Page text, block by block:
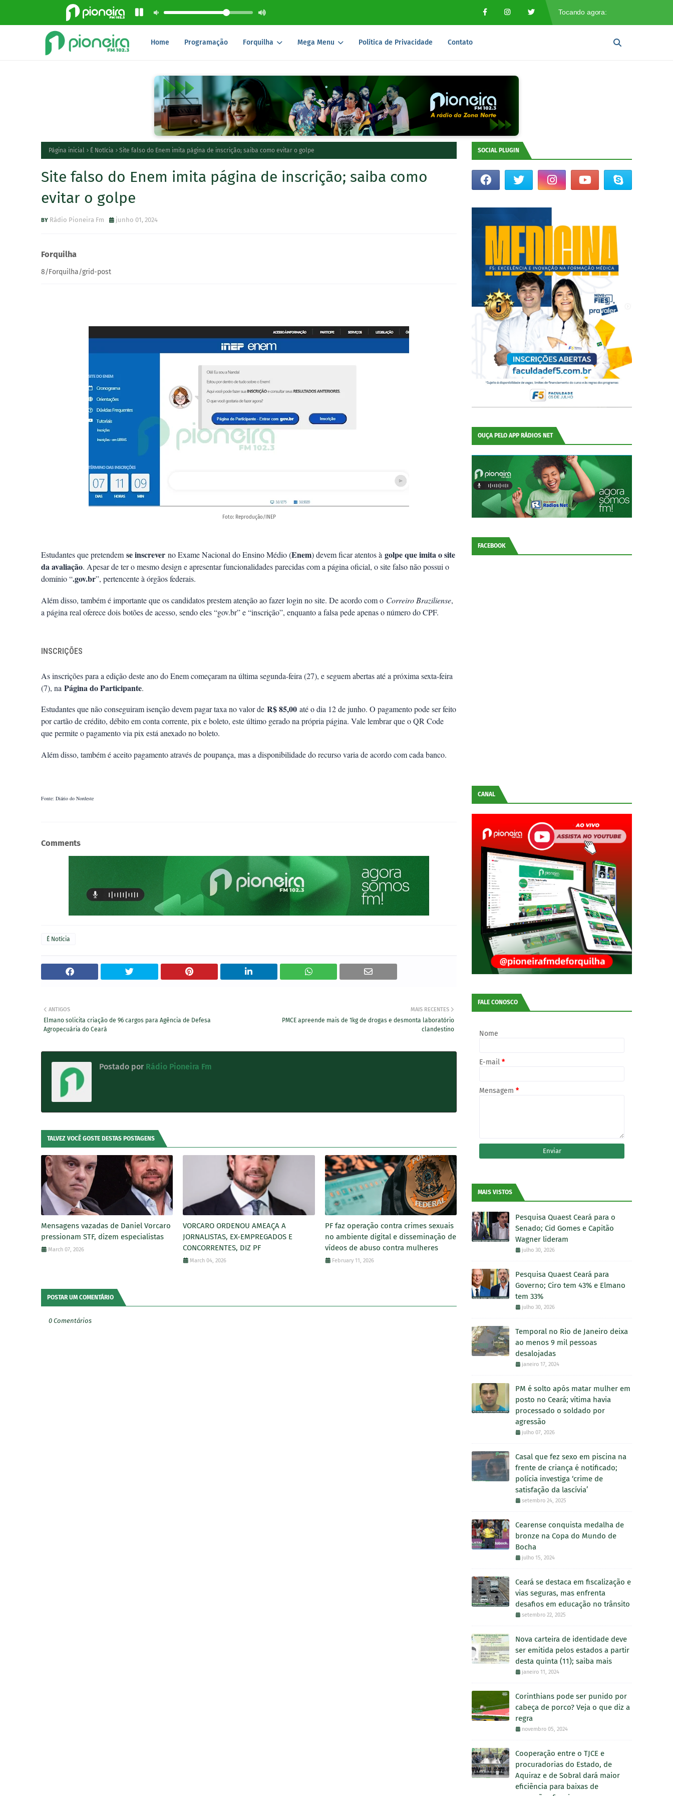
Home Programação Forquilha Mega Menu Política de Privacidade Contato
Página inicial É Notícia Site falso do Enem imita página de inscrição; saiba como evitar o golpe
Site falso do Enem imita página de inscrição; saiba como
evitar o golpe
Rádio Pioneira Fm junho 01, 2024
Forquilha
8/Forquilha/grid-post
Foto: Reprodução/INEP
Estudantes que pretendem se inscrever no Exame Nacional do Ensino Médio (Enem) devem ficar atentos à golpe que imita o site
da avaliação. Apesar de ter o mesmo design e apresentar funcionalidades parecidas com a página oficial, o site falso não possui o
domínio “.gov.br”, pertencente à órgãos federais.
Além disso, também é importante que os candidatos prestem atenção ao fazer login no site. De acordo com o Correiro Braziliense,
a página real oferece dois botões de acesso, sendo eles “gov.br” e “inscrição”, enquanto a falsa pede apenas o número do CPF.
INSCRIÇÕES
As inscrições para a edição deste ano do Enem começaram na última segunda-feira (27), e seguem abertas até a próxima sexta-feira
(7), na Página do Participante.
Estudantes que não conseguiram isenção devem pagar taxa no valor de R$ 85,00 até o dia 12 de junho. O pagamento pode ser feito
por cartão de crédito, débito em conta corrente, pix e boleto, este último gerado na própria página. Vale lembrar que o QR Code
que permite o pagamento via pix está anexado no boleto.
Além disso, também é aceito pagamento através de poupança, mas a disponibilidade do recurso varia de acordo com cada banco.
Fonte: Diário do Nordeste
Comments
É Notícia
MAIS RECENTES
PMCE apreende mais de 1kg de drogas e desmonta laboratório
clandestino
ANTIGOS
Elmano solicita criação de 96 cargos para Agência de Defesa
Agropecuária do Ceará
Postado por Rádio Pioneira Fm
TALVEZ VOCÊ GOSTE DESTAS POSTAGENS
Mensagens vazadas de Daniel Vorcaro
pressionam STF, dizem especialistas
March 07, 2026
VORCARO ORDENOU AMEAÇA A
JORNALISTAS, EX-EMPREGADOS E
CONCORRENTES, DIZ PF
March 04, 2026
PF faz operação contra crimes sexuais
no ambiente digital e disseminação de
vídeos de abuso contra mulheres
February 11, 2026
POSTAR UM COMENTÁRIO
0 Comentários
SOCIAL PLUGIN
OUÇA PELO APP RÁDIOS NET
FACEBOOK
CANAL
FALE CONOSCO
Nome
E-mail *
Mensagem *
MAIS VISTOS
Pesquisa Quaest Ceará para o
Senado; Cid Gomes e Capitão
Wagner lideram
julho 30, 2026
Pesquisa Quaest Ceará para
Governo; Ciro tem 43% e Elmano
tem 33%
julho 30, 2026
Temporal no Rio de Janeiro deixa
ao menos 9 mil pessoas
desalojadas
janeiro 17, 2024
PM é solto após matar mulher em
posto no Ceará; vítima havia
processado o soldado por
agressão
julho 07, 2026
Casal que fez sexo em piscina na
frente de criança é notificado;
polícia investiga ‘crime de
satisfação da lascívia’
setembro 24, 2025
Cearense conquista medalha de
bronze na Copa do Mundo de
Bocha
julho 15, 2024
Ceará se destaca em fiscalização e
vias seguras, mas enfrenta
desafios em educação no trânsito
setembro 22, 2025
Nova carteira de identidade deve
ser emitida pelos estados a partir
desta quinta (11); saiba mais
janeiro 11, 2024
Corinthians pode ser punido por
cabeça de porco? Veja o que diz a
regra
novembro 05, 2024
Cooperação entre o TJCE e
procuradorias do Estado, de
Aquiraz e de Sobral dará maior
eficiência para baixas de